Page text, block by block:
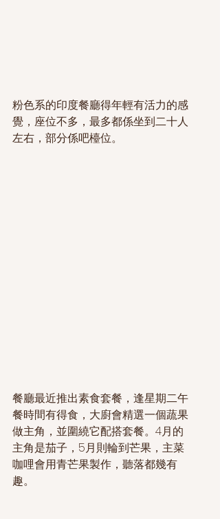
粉色系的印度餐廳得年輕有活力的感
覺，座位不多，最多都係坐到二十人
左右，部分係吧檯位。
餐廳最近推出素食套餐，逢星期二午
餐時間有得食，大廚會精選一個蔬果
做主角，並圍繞它配搭套餐。4月的
主角是茄子，5月則輪到芒果，主菜
咖哩會用青芒果製作，聽落都幾有
趣。